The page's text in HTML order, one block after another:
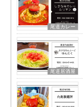
尾道カレー
尾道居酒屋